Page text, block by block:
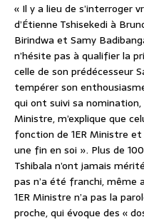
« Il y a lieu de s’interroger
d’Étienne Tshisekedi à
Birindwa et Samy
n’hésite pas à qualifier la
celle de son prédécesseur
tempérer son
qui ont suivi sa nomination,
Ministre, m’explique que
fonction de 1ER Ministre
une fin en soi ». Plus de
Tshibala n’ont jamais
pas n’a été franchi, même
1ER Ministre n’a pas la
proche, qui évoque des «